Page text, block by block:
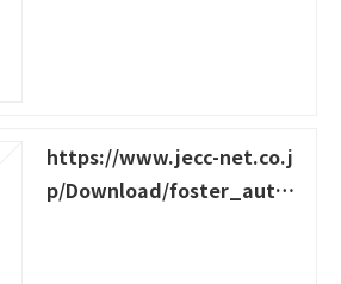
https://www.jecc-net.co.j
p/Download/foster_auton